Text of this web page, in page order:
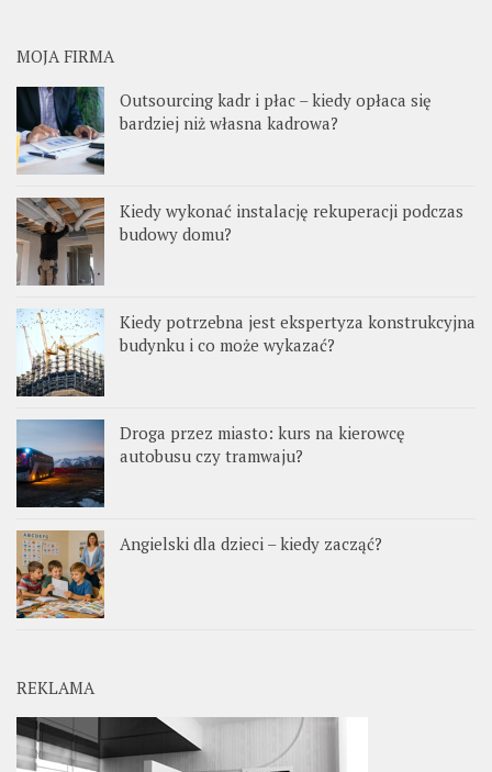
MOJA FIRMA
Outsourcing kadr i płac – kiedy opłaca się
bardziej niż własna kadrowa?
Kiedy wykonać instalację rekuperacji podczas
budowy domu?
Kiedy potrzebna jest ekspertyza konstrukcyjna
budynku i co może wykazać?
Droga przez miasto: kurs na kierowcę
autobusu czy tramwaju?
Angielski dla dzieci – kiedy zacząć?
REKLAMA